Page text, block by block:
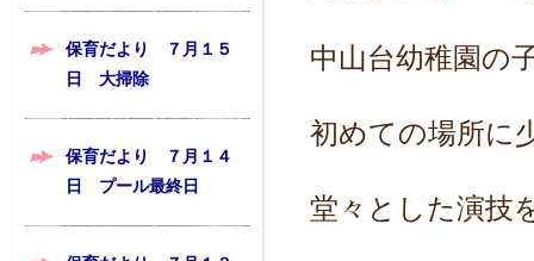
保育だより ７月１５
日 大掃除
保育だより ７月１４
日 プール最終日
中山台幼稚園の
初めての場所に
堂々とした演技